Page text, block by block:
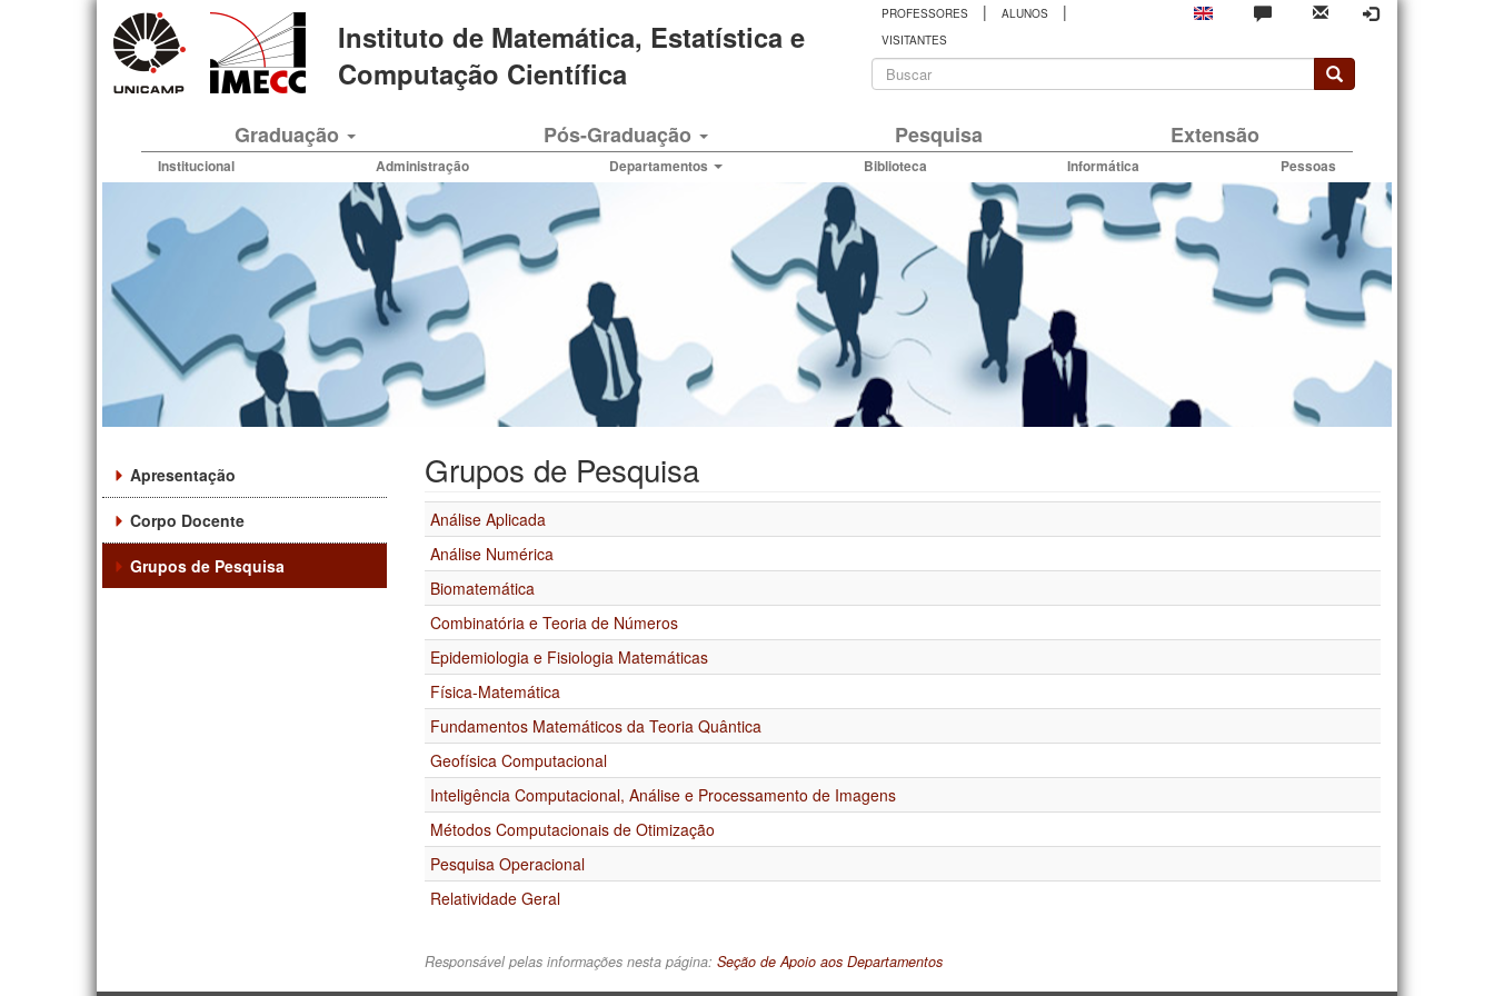
Instituto de Matemática, Estatística e
Computação Científica
PROFESSORES | ALUNOS |
VISITANTES
Formulário
busca
Graduação Pós-Graduação Pesquisa Extensão
Institucional Administração Departamentos Biblioteca Informática Pessoas
Apresentação
Corpo Docente
Grupos de Pesquisa
Grupos de Pesquisa
Análise Aplicada
Análise Numérica
Biomatemática
Combinatória e Teoria de Números
Epidemiologia e Fisiologia Matemáticas
Física-Matemática
Fundamentos Matemáticos da Teoria Quântica
Geofísica Computacional
Inteligência Computacional, Análise e Processamento de Imagens
Métodos Computacionais de Otimização
Pesquisa Operacional
Relatividade Geral
Responsável pelas informações nesta página: Seção de Apoio aos Departamentos